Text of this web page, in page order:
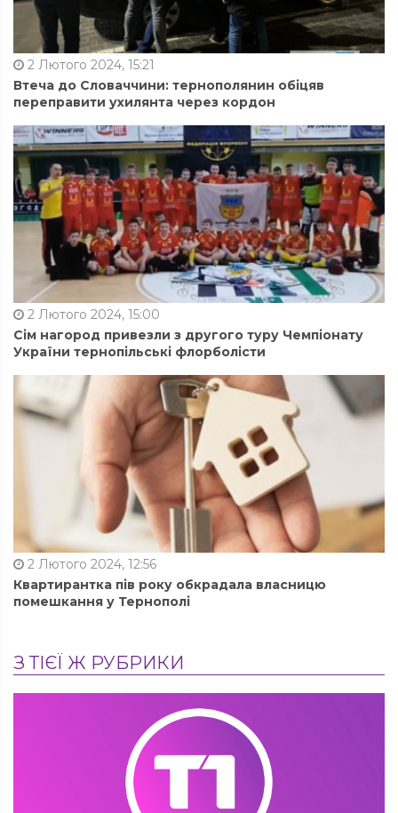
2 Лютого 2024, 15:21
Втеча до Словаччини: тернополянин обіцяв
переправити ухилянта через кордон
2 Лютого 2024, 15:00
Сім нагород привезли з другого туру Чемпіонату
України тернопільські флорболісти
2 Лютого 2024, 12:56
Квартирантка пів року обкрадала власницю
помешкання у Тернополі
З ТІЄЇ Ж РУБРИКИ